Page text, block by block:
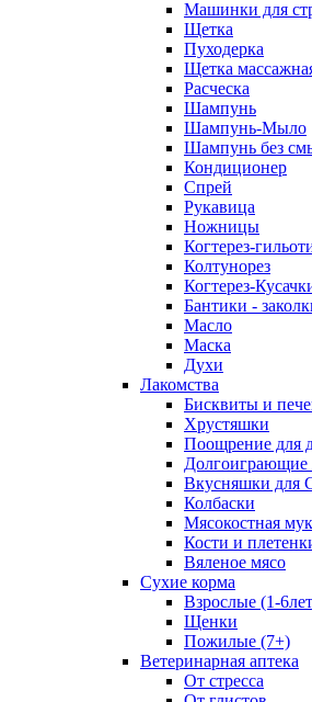
Машинки для
Щетка
Пуходерка
Щетка
Расческа
Шампунь
Шампунь-Мыло
Шампунь без
Кондиционер
Спрей
Рукавица
Ножницы
Когтерез-
Колтунорез
Когтерез-
Бантики -
Масло
Маска
Духи
Лакомства
Бисквиты и
Хрустяшки
Поощрение для
Долгоиграющие
Вкусняшки для
Колбаски
Мясокостная
Кости и
Вяленое мясо
Сухие корма
Взрослые (1-
Щенки
Пожилые (7+)
Ветеринарная аптека
От стресса